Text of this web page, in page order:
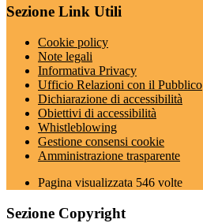
Sezione Link Utili
Cookie policy
Note legali
Informativa Privacy
Ufficio Relazioni con il Pubblico
Dichiarazione di accessibilità
Obiettivi di accessibilità
Whistleblowing
Gestione consensi cookie
Amministrazione trasparente
Pagina visualizzata 546 volte
Sezione Copyright